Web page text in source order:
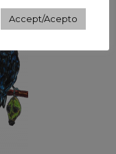
Accept/Acepto